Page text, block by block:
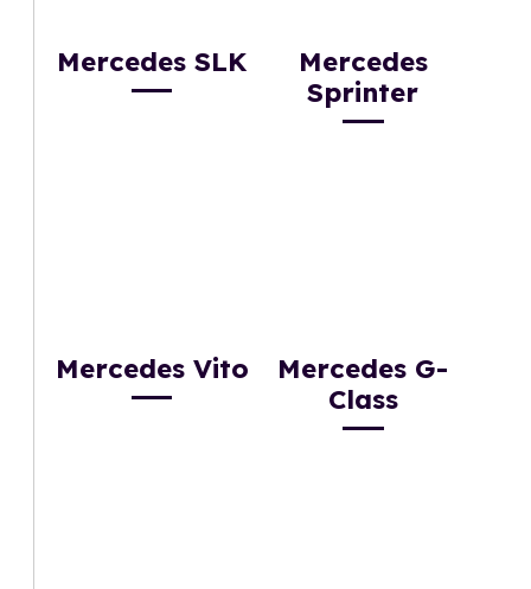
Mercedes SLK
Mercedes
Sprinter
Mercedes Vito
Mercedes G-
Class